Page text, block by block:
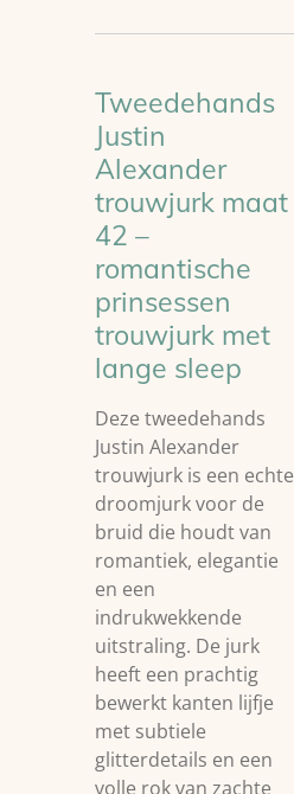
Tweedehands
Justin
Alexander
trouwjurk maat
42 –
romantische
prinsessen
trouwjurk met
lange sleep
Deze tweedehands
Justin Alexander
trouwjurk is een echte
droomjurk voor de
bruid die houdt van
romantiek, elegantie
en een
indrukwekkende
uitstraling. De jurk
heeft een prachtig
bewerkt kanten lijfje
met subtiele
glitterdetails en een
volle rok van zachte